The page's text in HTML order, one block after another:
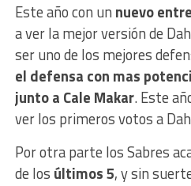
Este año con un nuevo
a ver la mejor versión de
ser uno de los mejores
el defensa con mas
junto a Cale Makar. Este
ver los primeros votos a
Por otra parte los Sabres
de los últimos 5, y sin